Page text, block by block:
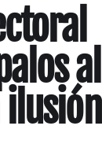
al
ilusión